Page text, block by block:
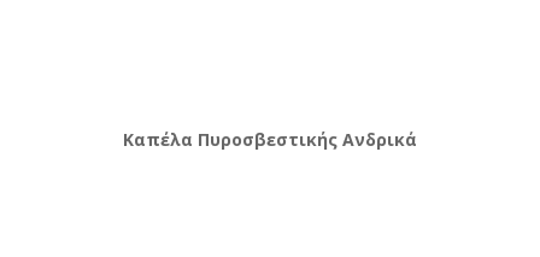
Καπέλα Πυροσβεστικής Ανδρικά